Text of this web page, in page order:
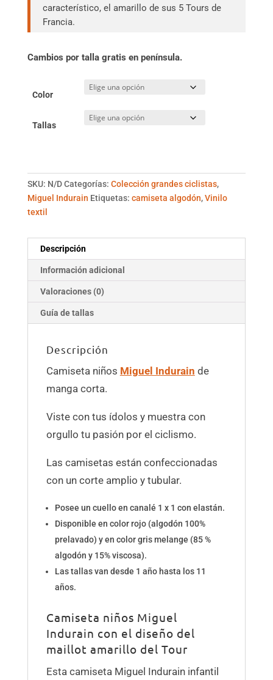
característico, el amarillo de sus 5 Tours de
Francia.
Cambios por talla gratis en península.
Color
Tallas
SKU: N/D Categorías: Colección grandes ciclistas,
Miguel Indurain Etiquetas: camiseta algodón,Vinilo
textil
Descripción
Información adicional
Valoraciones (0)
Guía de tallas
Descripción
Camiseta niños Miguel Indurain de
manga corta.
Viste con tus ídolos y muestra con
orgullo tu pasión por el ciclismo.
Las camisetas están confeccionadas
con un corte amplio y tubular.
Posee un cuello en canalé 1 x 1 con elastán.
Disponible en color rojo (algodón 100%
prelavado) y en color gris melange (85 %
algodón y 15% viscosa).
Las tallas van desde 1 año hasta los 11
años.
Camiseta niños Miguel
Indurain con el diseño del
maillot amarillo del Tour
Esta camiseta Miguel Indurain infantil